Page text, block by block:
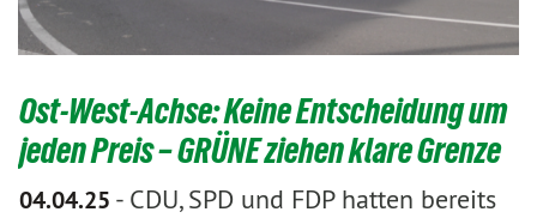
Ost-West-Achse: Keine Entscheidung um
jeden Preis – GRÜNE ziehen klare Grenze
04.04.25 - CDU, SPD und FDP hatten bereits